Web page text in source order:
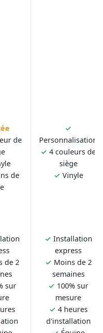
de
de
✓
Personnalisation
✓ 4 couleurs de
siège
✓ Vinyle
de 2
sur
✓ Installation
express
✓ Moins de 2
semaines
✓ 100% sur
mesure
✓ 4 heures
d'installation